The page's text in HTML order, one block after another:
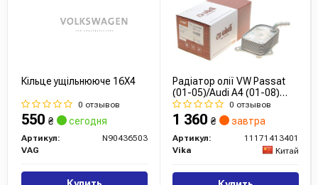
Кільце ущільнююче 16X4
0 отзывов
550 ₴ сегодня
Артикул:
N90436503
VAG
Радіатор олії VW Passat
(01-05)/Audi A4 (01-08)
(11171413401) VIKA
0 отзывов
1 360 ₴ завтра
Артикул:
11171413401
Vika
Китай